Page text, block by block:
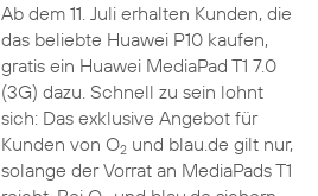
Ab dem 11. Juli erhalten Kunden, die
das beliebte Huawei P10 kaufen,
gratis ein Huawei MediaPad T1 7.0
(3G) dazu. Schnell zu sein lohnt
sich: Das exklusive Angebot für
Kunden von O2und blau.de gilt nur,
solange der Vorrat an MediaPads T1